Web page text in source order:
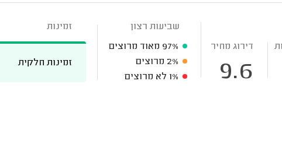
דירוג מחיר
9.6
שביעות רצון
97% מאוד מרוצים
2% מרוצים
1% לא מרוצים
זמינות
זמינות חלקית